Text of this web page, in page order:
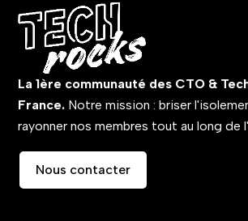
La 1ère communauté des CTO &
France. Notre mission : briser
rayonner nos membres tout au long de
Nous contacter